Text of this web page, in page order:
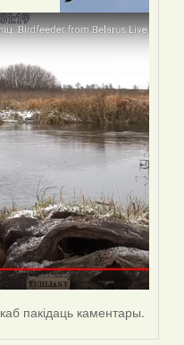
каб пакідаць каментары.